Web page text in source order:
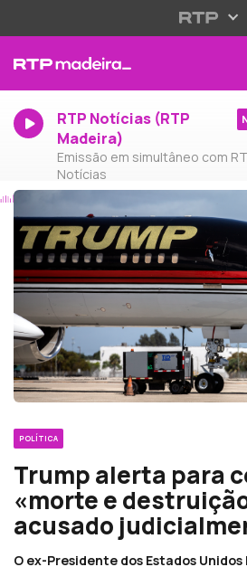
RTP Notícias (RTP
Madeira)
Emissão em simultâneo com
Notícias
POLÍTICA
Trump alerta para
«morte e
acusado
O ex-Presidente dos Estados